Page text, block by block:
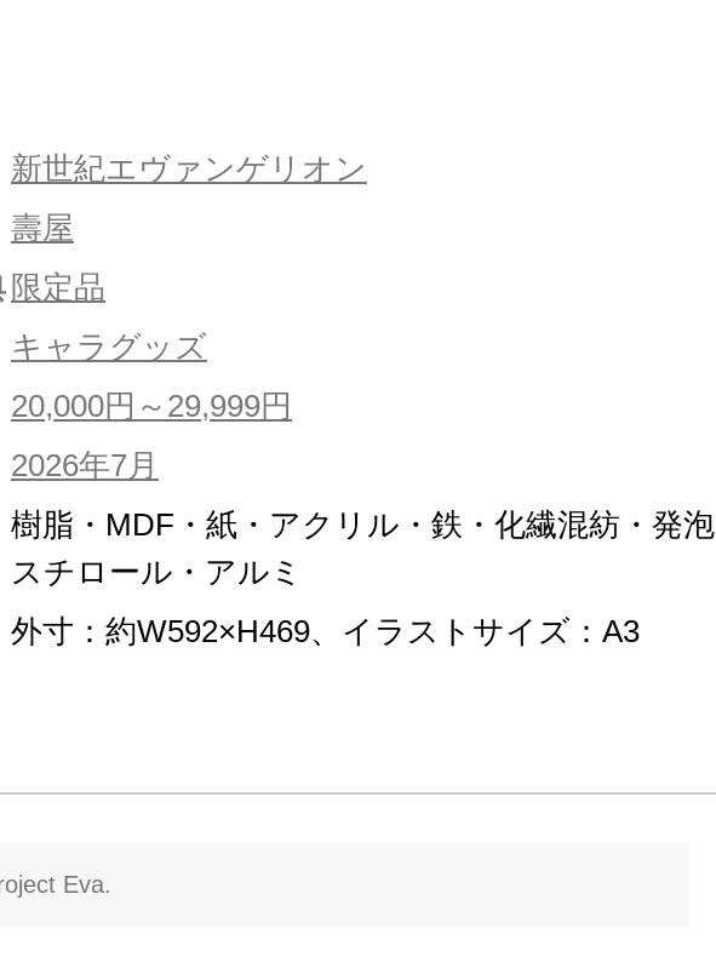
新世紀エヴァンゲリオン
壽屋
限定品
キャラグッズ
20,000円～29,999円
2026年7月
樹脂・MDF・紙・アクリル・鉄・化繊混紡・発泡
スチロール・アルミ
外寸：約W592×H469、イラストサイズ：A3
Eva.